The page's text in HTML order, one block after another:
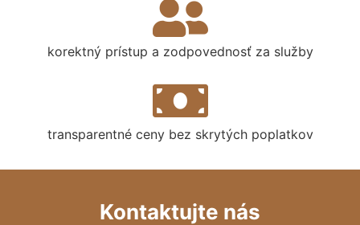
korektný prístup a zodpovednosť za služby
transparentné ceny bez skrytých poplatkov
Kontaktujte nás